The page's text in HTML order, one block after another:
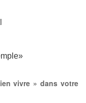
vivre » dans votre